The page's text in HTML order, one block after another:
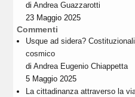
diAndrea Guazzarotti
23 Maggio 2025
Commenti
Usque ad sidera?
cosmico
diAndrea Eugenio Chiappetta
5 Maggio 2025
La cittadinanza attraverso la